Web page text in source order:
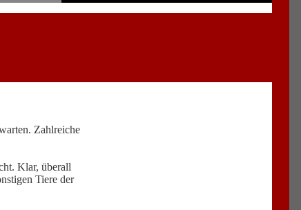
Zahlreiche
Klar, überall
Tiere der